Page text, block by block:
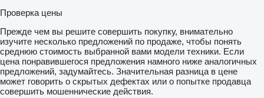
Проверка цены
Прежде чем вы решите совершить покупку, внимательно
изучите несколько предложений по продаже, чтобы понять
среднюю стоимость выбранной вами модели техники. Если
цена понравившегося предложения намного ниже аналогичных
предложений, задумайтесь. Значительная разница в цене
может говорить о скрытых дефектах или о попытке продавца
совершить мошеннические действия.